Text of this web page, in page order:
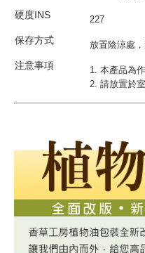
硬度INS 227
保存方式 放置陰涼處，
注意事項
1. 本產品為
2. 請放置於